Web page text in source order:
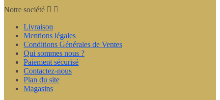
Notre société  
Livraison
Mentions légales
Conditions Générales de Ventes
Qui sommes nous ?
Paiement sécurisé
Contactez-nous
Plan du site
Magasins